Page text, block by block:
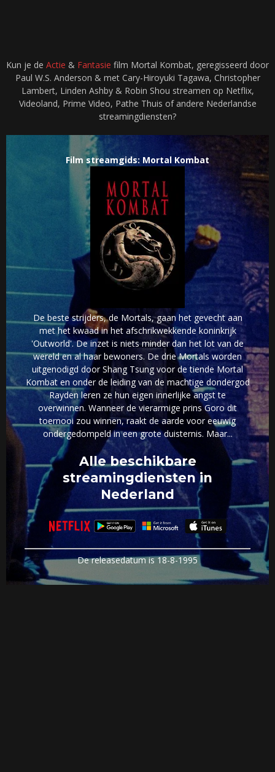
Kun je de Actie & Fantasie film Mortal Kombat, geregisseerd door
Paul W.S. Anderson & met Cary-Hiroyuki Tagawa, Christopher
Lambert, Linden Ashby & Robin Shou streamen op Netflix,
Videoland, Prime Video, Pathe Thuis of andere Nederlandse
streamingdiensten?
Film streamgids: Mortal Kombat
De beste strijders, de Mortals, gaan het gevecht aan
met het kwaad in het afschrikwekkende koninkrijk
'Outworld'. De inzet is niets minder dan het lot van de
wereld en al haar bewoners. De drie Mortals worden
uitgenodigd door Shang Tsung voor de tiende Mortal
Kombat en onder de leiding van de machtige dondergod
Rayden leren ze hun eigen innerlijke angst te
overwinnen. Wanneer de vierarmige prins Goro dit
toernooi zou winnen, raakt de aarde voor eeuwig
ondergedompeld in een grote duisternis. Maar...
Alle beschikbare
streamingdiensten in
Nederland
De releasedatum is 18-8-1995